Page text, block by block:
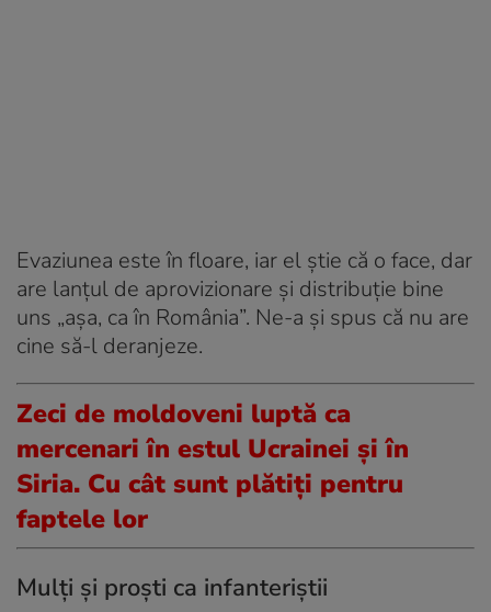
Evaziunea este în floare, iar el știe că o face, dar
are lanțul de aprovizionare și distribuție bine
uns „așa, ca în România”. Ne-a și spus că nu are
cine să-l deranjeze.
Zeci de moldoveni luptă ca
mercenari în estul Ucrainei și în
Siria. Cu cât sunt plătiți pentru
faptele lor
Mulți și proști ca infanteriștii